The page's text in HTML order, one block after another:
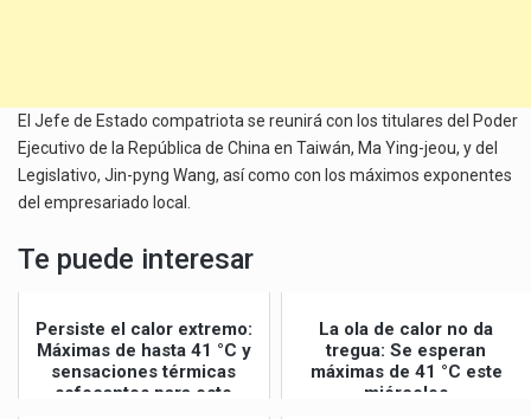
El Jefe de Estado compatriota se reunirá con los titulares del Poder
Ejecutivo de la República de China en Taiwán, Ma Ying-jeou, y del
Legislativo, Jin-pyng Wang, así como con los máximos exponentes
del empresariado local.
Te puede interesar
Persiste el calor extremo:
Máximas de hasta 41 °C y
sensaciones térmicas
sofocantes para este
La ola de calor no da
tregua: Se esperan
máximas de 41 °C este
miércoles